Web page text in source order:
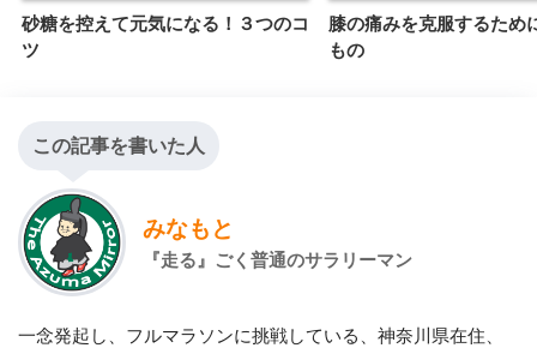
砂糖を控えて元気になる！３つのコ
ツ
膝の痛みを克服するため
もの
この記事を書いた人
みなもと
『走る』ごく普通のサラリーマン
一念発起し、フルマラソンに挑戦している、神奈川県在住、